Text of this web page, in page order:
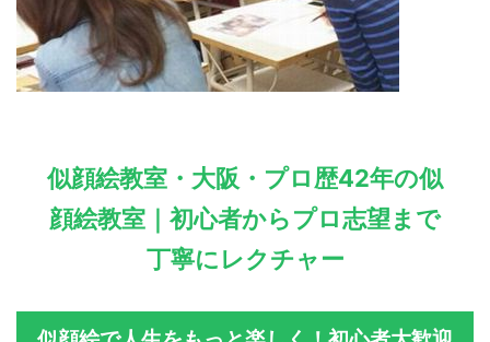
似顔絵教室・大阪・プロ歴42年の似
顔絵教室｜初心者からプロ志望まで
丁寧にレクチャー